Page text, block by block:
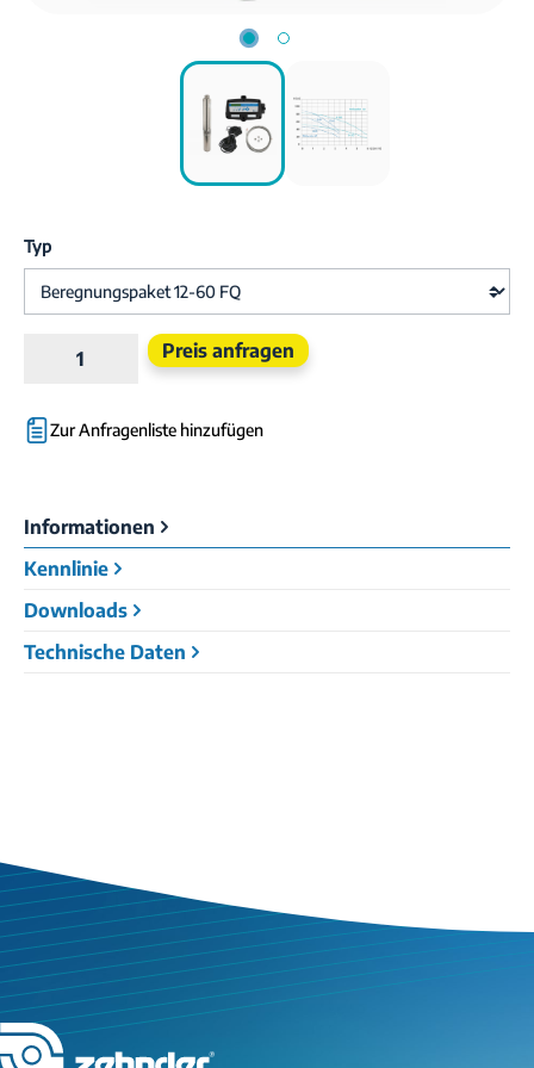
Typ
Produkt Anzahl: Gib den gewünschten
Preis anfragen
Zur Anfragenliste hinzufügen
Informationen
Kennlinie
Downloads
Technische Daten